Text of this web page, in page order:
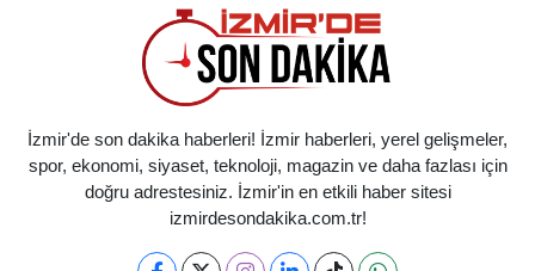
İzmir'de son dakika haberleri! İzmir haberleri, yerel gelişmeler,
spor, ekonomi, siyaset, teknoloji, magazin ve daha fazlası için
doğru adrestesiniz. İzmir'in en etkili haber sitesi
izmirdesondakika.com.tr!